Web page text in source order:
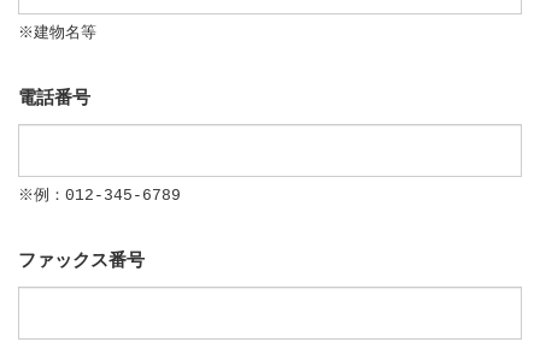
※建物名等
電話番号
※例：012-345-6789
ファックス番号